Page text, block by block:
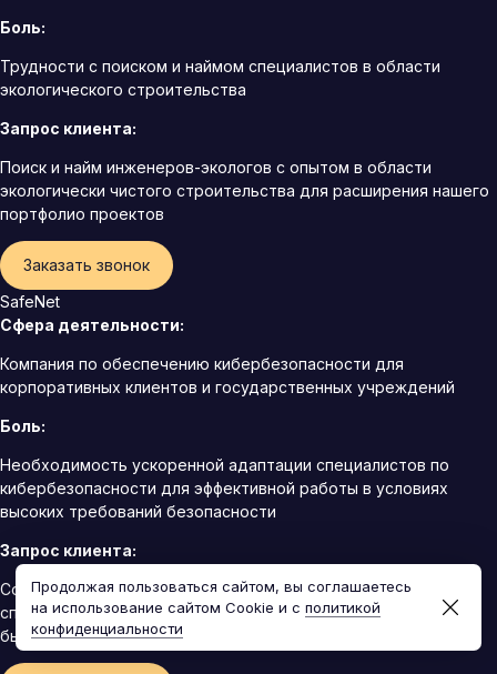
Боль:
Трудности с поиском и наймом специалистов в области
экологического строительства
Запрос клиента:
Поиск и найм инженеров-экологов с опытом в области
экологически чистого строительства для расширения нашего
портфолио проектов
Заказать звонок
SafeNet
Сфера деятельности:
Компания по обеспечению кибербезопасности для
корпоративных клиентов и государственных учреждений
Боль:
Необходимость ускоренной адаптации специалистов по
кибербезопасности для эффективной работы в условиях
высоких требований безопасности
Запрос клиента:
Создание ускоренной программы адаптации для
специалистов по кибербезопасности, обеспечивающей
быстрое включение в проектную работу
Продолжая пользоваться сайтом, вы соглашаетесь
на использование сайтом Cookie и с политикой
конфиденциальности